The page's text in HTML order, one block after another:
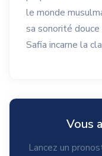
le monde
sa sonorité
Safia incarne la
Vous
Lancez un